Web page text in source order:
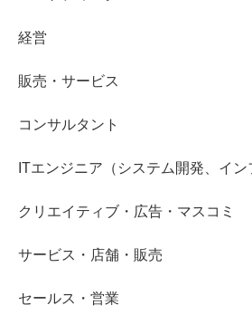
経営
販売・サービス
コンサルタント
ITエンジニア（システム開発、イン
クリエイティブ・広告・マスコミ
サービス・店舗・販売
セールス・営業